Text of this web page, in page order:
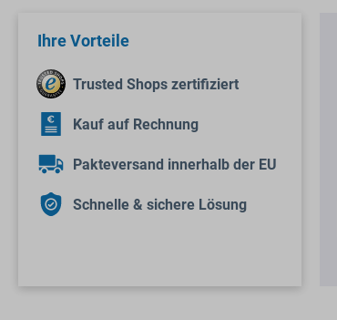
Ihre Vorteile
Trusted Shops zertifiziert
Kauf auf Rechnung
Pakteversand innerhalb der EU
Schnelle & sichere Lösung